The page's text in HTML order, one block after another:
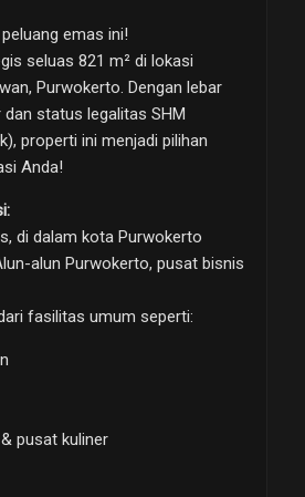
emas ini!
seluas 821 m² di lokasi
Purwokerto. Dengan lebar
status legalitas SHM
properti ini menjadi pilihan
Anda!
di dalam kota Purwokerto
alun Purwokerto, pusat bisnis
fasilitas umum seperti:
pusat kuliner